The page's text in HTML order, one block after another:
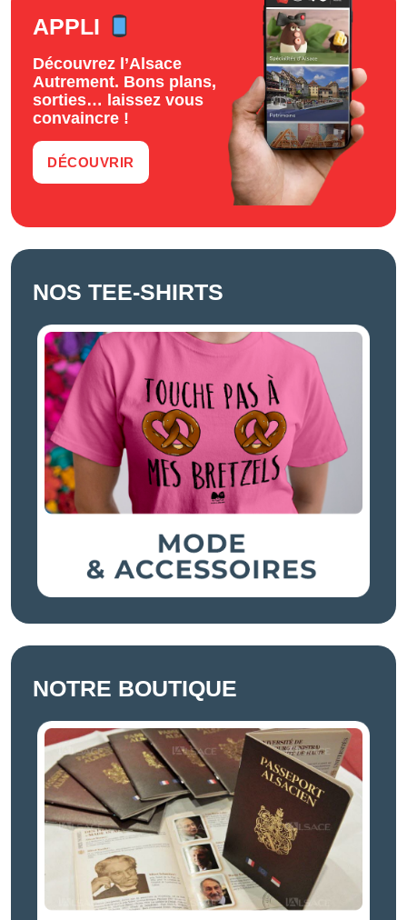
APPLI
Découvrez l’Alsace
Autrement. Bons plans,
sorties… laissez vous
convaincre !
DÉCOUVRIR
NOS TEE-SHIRTS
NOTRE BOUTIQUE